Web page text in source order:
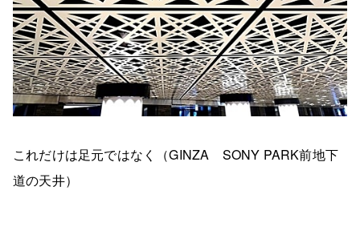
これだけは足元ではなく（GINZA SONY PARK前地下
道の天井）